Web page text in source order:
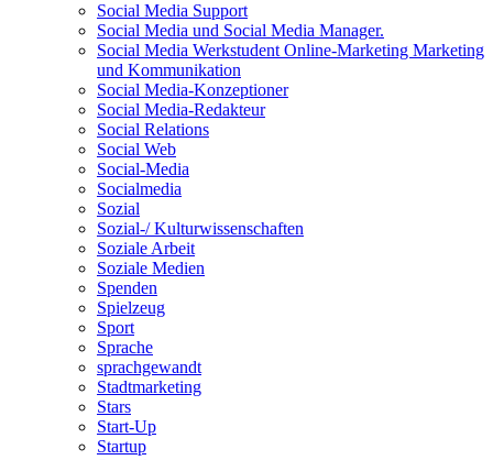
Social Media Support
Social Media und Social Media Manager.
Social Media Werkstudent Online-Marketing Marketing
und Kommunikation
Social Media-Konzeptioner
Social Media-Redakteur
Social Relations
Social Web
Social-Media
Socialmedia
Sozial
Sozial-/ Kulturwissenschaften
Soziale Arbeit
Soziale Medien
Spenden
Spielzeug
Sport
Sprache
sprachgewandt
Stadtmarketing
Stars
Start-Up
Startup